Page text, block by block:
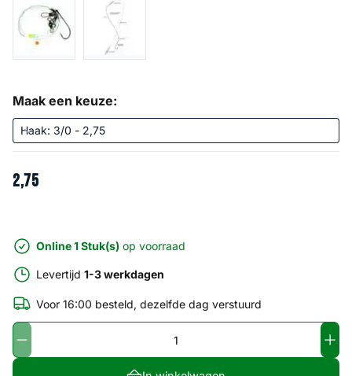
Maak een keuze:
2,75
Online 1 Stuk(s) op voorraad
Levertijd 1-3 werkdagen
Voor 16:00 besteld, dezelfde dag verstuurd